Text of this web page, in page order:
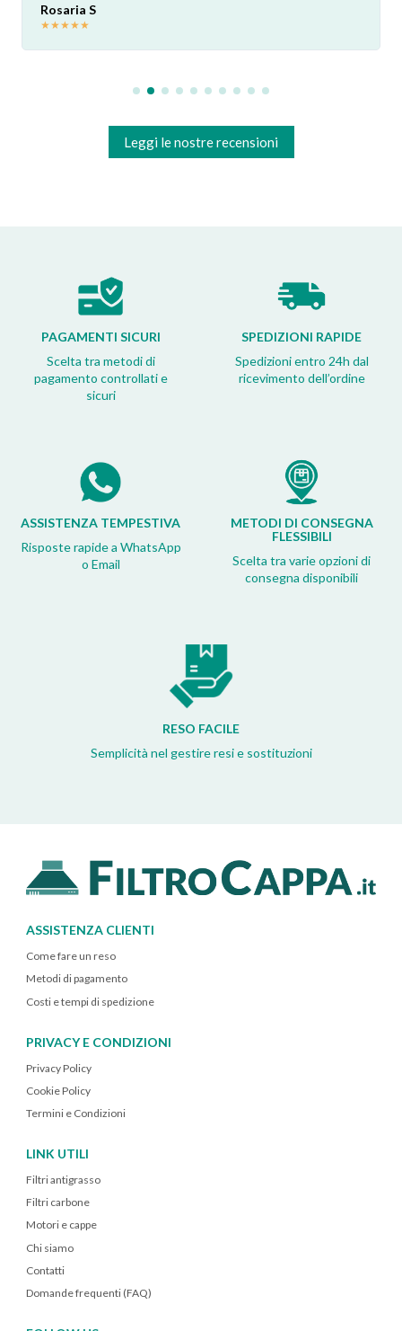
Rosaria S
★★★★★
Leggi le nostre recensioni
PAGAMENTI SICURI
Scelta tra metodi di
pagamento controllati e
sicuri
SPEDIZIONI RAPIDE
Spedizioni entro 24h dal
ricevimento dell’ordine
ASSISTENZA TEMPESTIVA
Risposte rapide a WhatsApp
o Email
METODI DI CONSEGNA
FLESSIBILI
Scelta tra varie opzioni di
consegna disponibili
RESO FACILE
Semplicità nel gestire resi e sostituzioni
ASSISTENZA CLIENTI
Come fare un reso
Metodi di pagamento
Costi e tempi di spedizione
PRIVACY E CONDIZIONI
Privacy Policy
Cookie Policy
Termini e Condizioni
LINK UTILI
Filtri antigrasso
Filtri carbone
Motori e cappe
Chi siamo
Contatti
Domande frequenti (FAQ)